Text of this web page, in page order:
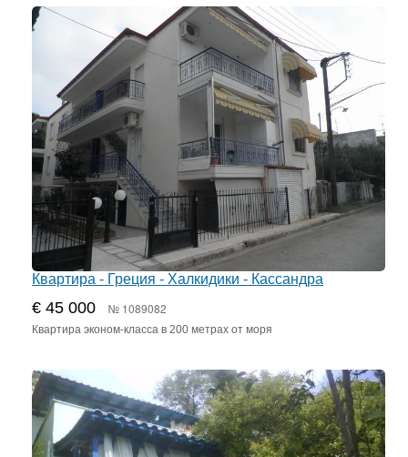
Квартира - Греция - Халкидики - Кассандра
€ 45 000 № 1089082
Квартира эконом-класса в 200 метрах от моря